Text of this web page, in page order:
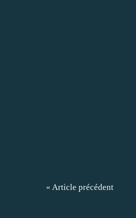
« Article précédent